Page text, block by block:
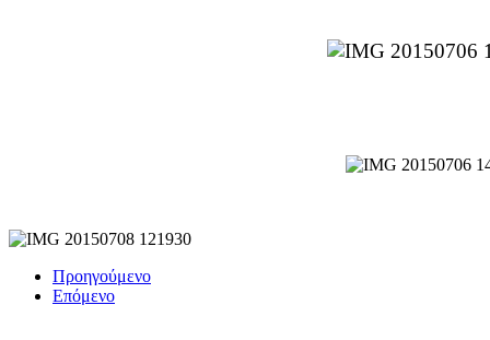
Προηγούμενο
Επόμενο